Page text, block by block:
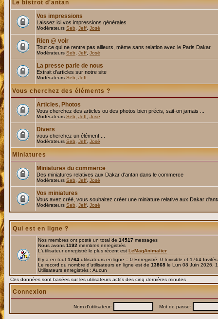
Le bistrot d'antan
Vos impressions
Laissez ici vos impressions générales
Modérateurs Seb Jeff José
Rien @ voir
Tout ce qui ne rentre pas ailleurs, même sans relation avec le Paris Dakar
Modérateurs Seb Jeff José
La presse parle de nous
Extrait d'articles sur notre site
Modérateurs Seb Jeff
Vous cherchez des éléments ?
Articles, Photos
Vous cherchez des articles ou des photos bien précis, sait-on jamais ...
Modérateurs Seb Jeff José
Divers
vous cherchez un élément ...
Modérateurs Seb Jeff José
Miniatures
Miniatures du commerce
Des miniatures relatives aux Dakar d'antan dans le commerce
Modérateurs Seb Jeff José
Vos miniatures
Vous avez créé, vous souhaitez créer une miniature relative aux Dakar
Modérateurs Seb Jeff José
Qui est en ligne ?
Nos membres ont posté un total de 14517 messages
Nous avons 1192 membres enregistrés
L'utilisateur enregistré le plus récent est LeMagAnimalier
Il y a en tout 1764 utilisateurs en ligne :: 0 Enregistré, 0 Invisible et 1764
Le record du nombre d'utilisateurs en ligne est de 13868 le Lun 08 Juin 2026,
Utilisateurs enregistrés : Aucun
Ces données sont basées sur les utilisateurs actifs des cinq dernières minutes
Connexion
Nom d'utilisateur: Mot de passe: